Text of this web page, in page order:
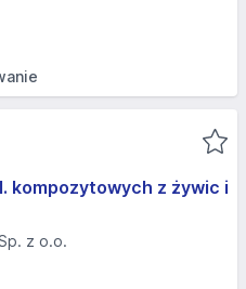
kompozytowych z żywic i
z o.o.